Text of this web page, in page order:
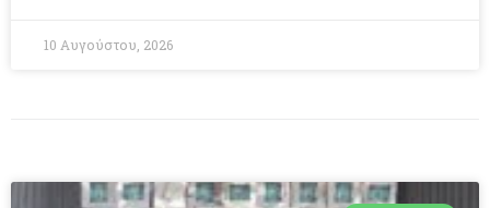
10 Αυγούστου, 2026